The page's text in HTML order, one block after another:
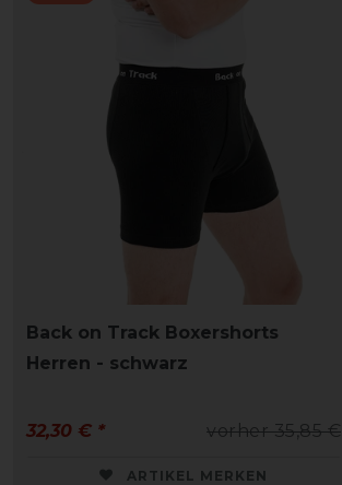
Back on Track Boxershorts
Herren - schwarz
vorher 35,85 €
32,30 € *
ARTIKEL MERKEN